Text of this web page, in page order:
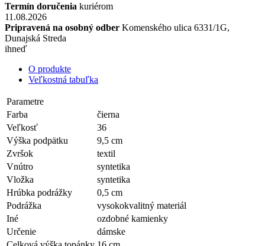
Termín doručenia kuriérom
11.08.2026
Pripravená na osobný odber Komenského ulica 6331/1G,
Dunajská Streda
ihneď
O produkte
Veľkostná tabuľka
Parametre
Farba
čierna
Veľkosť
36
Výška podpätku
9,5 cm
Zvršok
textil
Vnútro
syntetika
Vložka
syntetika
Hrúbka podrážky
0,5 cm
Podrážka
vysokokvalitný materiál
Iné
ozdobné kamienky
Určenie
dámske